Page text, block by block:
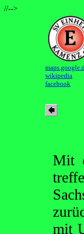
//-->
wikipedia
facebook
Mit
mit